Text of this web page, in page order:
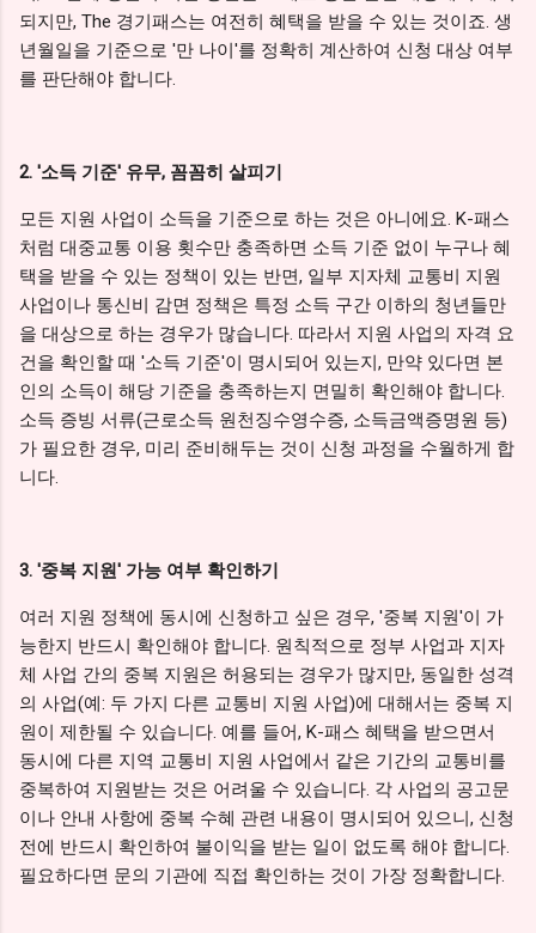
되지만, The 경기패스는 여전히 혜택을 받을 수 있는 것이죠. 생
년월일을 기준으로 '만 나이'를 정확히 계산하여 신청 대상 여부
를 판단해야 합니다.
2. '소득 기준' 유무, 꼼꼼히 살피기
모든 지원 사업이 소득을 기준으로 하는 것은 아니에요. K-패스
처럼 대중교통 이용 횟수만 충족하면 소득 기준 없이 누구나 혜
택을 받을 수 있는 정책이 있는 반면, 일부 지자체 교통비 지원
사업이나 통신비 감면 정책은 특정 소득 구간 이하의 청년들만
을 대상으로 하는 경우가 많습니다. 따라서 지원 사업의 자격 요
건을 확인할 때 '소득 기준'이 명시되어 있는지, 만약 있다면 본
인의 소득이 해당 기준을 충족하는지 면밀히 확인해야 합니다.
소득 증빙 서류(근로소득 원천징수영수증, 소득금액증명원 등)
가 필요한 경우, 미리 준비해두는 것이 신청 과정을 수월하게 합
니다.
3. '중복 지원' 가능 여부 확인하기
여러 지원 정책에 동시에 신청하고 싶은 경우, '중복 지원'이 가
능한지 반드시 확인해야 합니다. 원칙적으로 정부 사업과 지자
체 사업 간의 중복 지원은 허용되는 경우가 많지만, 동일한 성격
의 사업(예: 두 가지 다른 교통비 지원 사업)에 대해서는 중복 지
원이 제한될 수 있습니다. 예를 들어, K-패스 혜택을 받으면서
동시에 다른 지역 교통비 지원 사업에서 같은 기간의 교통비를
중복하여 지원받는 것은 어려울 수 있습니다. 각 사업의 공고문
이나 안내 사항에 중복 수혜 관련 내용이 명시되어 있으니, 신청
전에 반드시 확인하여 불이익을 받는 일이 없도록 해야 합니다.
필요하다면 문의 기관에 직접 확인하는 것이 가장 정확합니다.